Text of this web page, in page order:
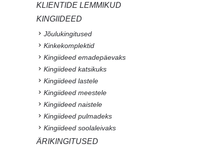
KLIENTIDE LEMMIKUD
KINGIIDEED
Jõulukingitused
Kinkekomplektid
Kingiideed emadepäevaks
Kingiideed katsikuks
Kingiideed lastele
Kingiideed meestele
Kingiideed naistele
Kingiideed pulmadeks
Kingiideed soolaleivaks
ÄRIKINGITUSED